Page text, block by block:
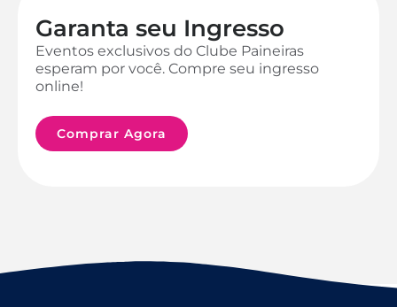
Garanta seu Ingresso
Eventos exclusivos do Clube Paineiras
esperam por você. Compre seu ingresso
online!
Comprar Agora